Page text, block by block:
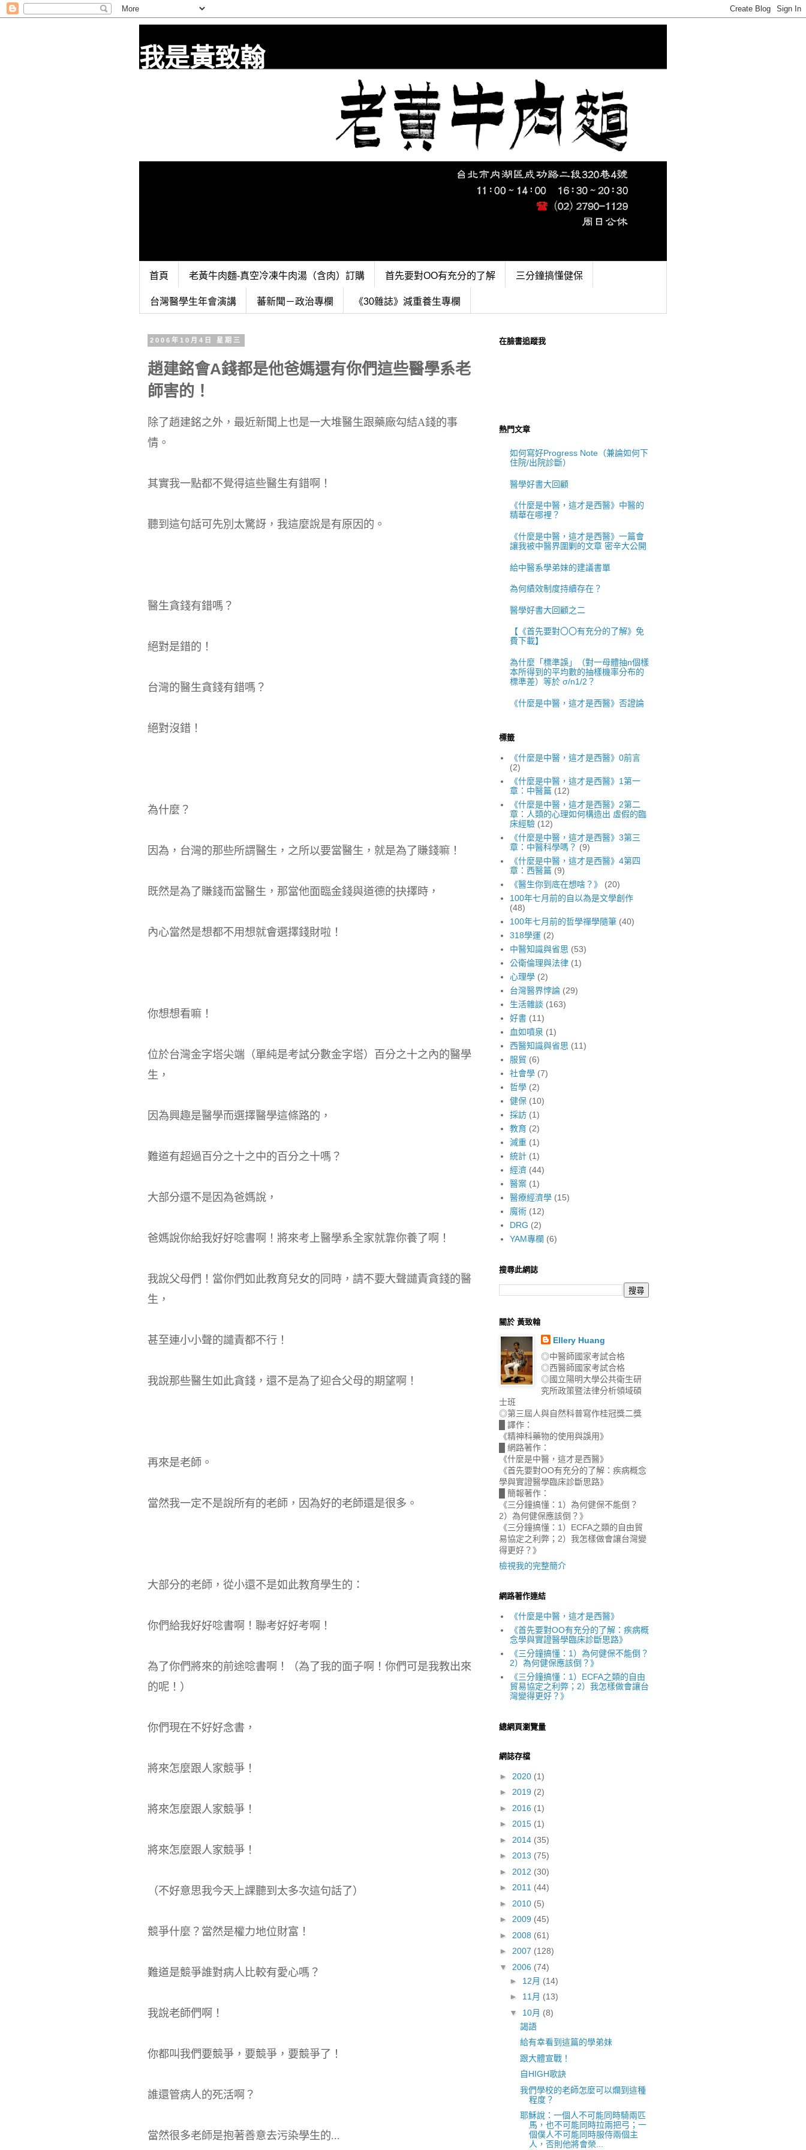
我是黃致翰
首頁 老黃牛肉麵-真空冷凍牛肉湯（含肉）訂購 首先要對OO有充分的了解 三分鐘搞懂健保
台灣醫學生年會演講 蕃新聞－政治專欄 《30雜誌》減重養生專欄
2006年10月4日 星期三
趙建銘會A錢都是他爸媽還有你們這些醫學系老
師害的！
除了趙建銘之外，最近新聞上也是一大堆醫生跟藥廠勾結A錢的事
情。
其實我一點都不覺得這些醫生有錯啊！
聽到這句話可先別太驚訝，我這麼說是有原因的。
醫生貪錢有錯嗎？
絕對是錯的！
台灣的醫生貪錢有錯嗎？
絕對沒錯！
為什麼？
因為，台灣的那些所謂醫生，之所以要當醫生，就是為了賺錢嘛！
既然是為了賺錢而當醫生，那當他面臨金錢與道德的抉擇時，
內心當然是想都不用想就會選擇錢財啦！
你想想看嘛！
位於台灣金字塔尖端（單純是考試分數金字塔）百分之十之內的醫學
生，
因為興趣是醫學而選擇醫學這條路的，
難道有超過百分之十之中的百分之十嗎？
大部分還不是因為爸媽說，
爸媽說你給我好好唸書啊！將來考上醫學系全家就靠你養了啊！
我說父母們！當你們如此教育兒女的同時，請不要大聲譴責貪錢的醫
生，
甚至連小小聲的譴責都不行！
我說那些醫生如此貪錢，還不是為了迎合父母的期望啊！
再來是老師。
當然我一定不是說所有的老師，因為好的老師還是很多。
大部分的老師，從小還不是如此教育學生的：
你們給我好好唸書啊！聯考好好考啊！
為了你們將來的前途唸書啊！（為了我的面子啊！你們可是我教出來
的呢！）
你們現在不好好念書，
將來怎麼跟人家競爭！
將來怎麼跟人家競爭！
將來怎麼跟人家競爭！
（不好意思我今天上課聽到太多次這句話了）
競爭什麼？當然是權力地位財富！
難道是競爭誰對病人比較有愛心嗎？
我說老師們啊！
你都叫我們要競爭，要競爭，要競爭了！
誰還管病人的死活啊？
當然很多老師是抱著善意去污染學生的...
在臉書追蹤我
熱門文章
如何寫好Progress Note（兼論如何下
住院/出院診斷）
醫學好書大回顧
《什麼是中醫，這才是西醫》中醫的
精華在哪裡？
《什麼是中醫，這才是西醫》一篇會
讓我被中醫界圍剿的文章 密辛大公開
給中醫系學弟妹的建議書單
為何績效制度持續存在？
醫學好書大回顧之二
【《首先要對〇〇有充分的了解》免
費下載】
為什麼「標準誤」（對一母體抽n個樣
本所得到的平均數的抽樣機率分布的
標準差）等於 σ/n1/2？
《什麼是中醫，這才是西醫》否證論
標籤
《什麼是中醫，這才是西醫》0前言
(2)
《什麼是中醫，這才是西醫》1第一
章：中醫篇 (12)
《什麼是中醫，這才是西醫》2第二
章：人類的心理如何構造出 虛假的臨
床經驗 (12)
《什麼是中醫，這才是西醫》3第三
章：中醫科學嗎？ (9)
《什麼是中醫，這才是西醫》4第四
章：西醫篇 (9)
《醫生你到底在想啥？》
(20)
100年七月前的自以為是文學創作
(48)
100年七月前的哲學禪學隨筆 (40)
318學運 (2)
中醫知識與省思 (53)
公衛倫理與法律 (1)
心理學 (2)
台灣醫界悖論 (29)
生活雜談 (163)
好書 (11)
血如噴泉 (1)
西醫知識與省思 (11)
服貿 (6)
社會學 (7)
哲學 (2)
健保 (10)
採訪 (1)
教育 (2)
減重 (1)
統計 (1)
經濟 (44)
醫案 (1)
醫療經濟學 (15)
魔術 (12)
DRG (2)
YAM專欄 (6)
搜尋此網誌
關於 黃致翰
Ellery Huang
◎中醫師國家考試合格
◎西醫師國家考試合格
◎國立陽明大學公共衛生研
究所政策暨法律分析領域碩
士班
◎第三屆人與自然科普寫作桂冠獎二獎
█ 譯作：
《精神科藥物的使用與誤用》
█ 網路著作：
《什麼是中醫，這才是西醫》
《首先要對OO有充分的了解：疾病概念
學與實證醫學臨床診斷思路》
█ 簡報著作：
《三分鐘搞懂：1）為何健保不能倒？
2）為何健保應該倒？》
《三分鐘搞懂：1）ECFA之類的自由貿
易協定之利弊；2）我怎樣做會讓台灣變
得更好？》
檢視我的完整簡介
網路著作連結
《什麼是中醫，這才是西醫》
《首先要對OO有充分的了解：疾病概
念學與實證醫學臨床診斷思路》
《三分鐘搞懂：1）為何健保不能倒？
2）為何健保應該倒？》
《三分鐘搞懂：1）ECFA之類的自由
貿易協定之利弊；2）我怎樣做會讓台
灣變得更好？》
總網頁瀏覽量
網誌存檔
► 2020 (1)
► 2019 (2)
► 2016 (1)
► 2015 (1)
► 2014 (35)
► 2013 (75)
► 2012 (30)
► 2011 (44)
► 2010 (5)
► 2009 (45)
► 2008 (61)
► 2007 (128)
▼ 2006 (74)
► 12月 (14)
► 11月 (13)
▼ 10月 (8)
謁語
給有幸看到這篇的學弟妹
跟大體宣戰！
自HIGH歌訣
我們學校的老師怎麼可以爛到這種
程度？
耶穌說：一個人不可能同時騎兩匹
馬，也不可能同時拉兩把弓；一
個僕人不可能同時服侍兩個主
人，否則他將會榮...